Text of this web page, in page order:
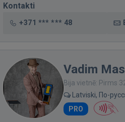
Kontakti
+371 *** *** 48
Vadim
Bija vietnē: Pirms
Latviski, По-
PRO